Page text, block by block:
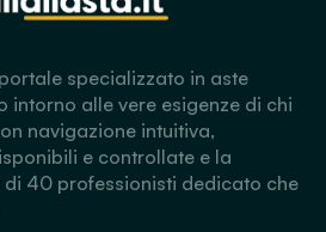
specializzato in aste
intorno alle vere esigenze di chi
navigazione intuitiva,
e controllate e la
40 professionisti dedicato che